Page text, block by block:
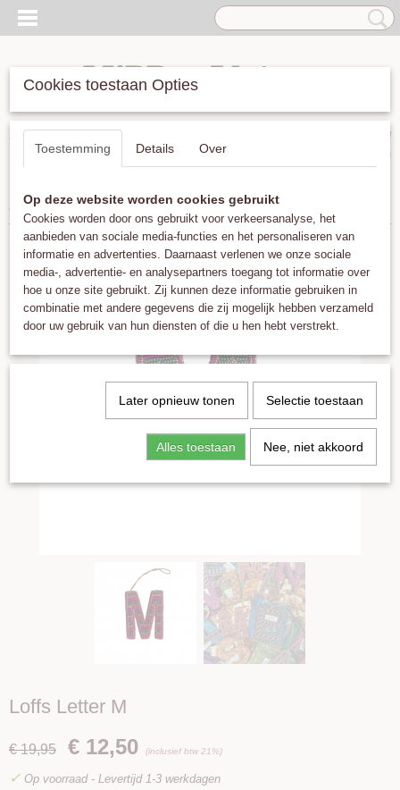
Inloggen Registreren
UW WINKELWAGEN
(0)
Home >Accessoires >Loffs Letter M
Loffs Letter M
€ 19,95 € 12,50 (inclusief btw 21%)
✓ Op voorraad - Levertijd 1-3 werkdagen
Cookies toestaan Opties
Toestemming Details Over
Op deze website worden cookies gebruikt
Cookies worden door ons gebruikt voor verkeersanalyse, het
aanbieden van sociale media-functies en het personaliseren van
informatie en advertenties. Daarnaast verlenen we onze sociale
media-, advertentie- en analysepartners toegang tot informatie over
hoe u onze site gebruikt. Zij kunnen deze informatie gebruiken in
combinatie met andere gegevens die zij mogelijk hebben verzameld
door uw gebruik van hun diensten of die u hen hebt verstrekt.
Later opnieuw tonen Selectie toestaan
Alles toestaan Nee, niet akkoord